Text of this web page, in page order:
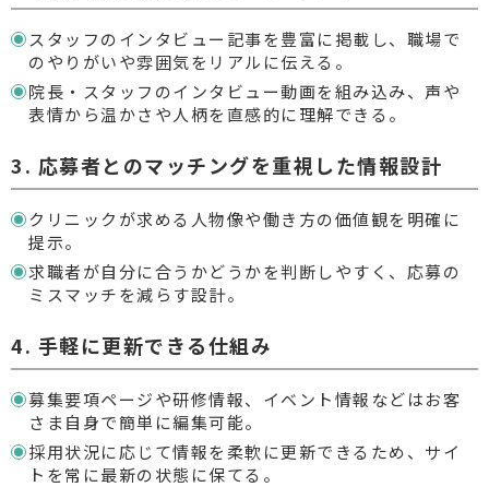
スタッフのインタビュー記事を豊富に掲載し、職場で
のやりがいや雰囲気をリアルに伝える。
院長・スタッフのインタビュー動画を組み込み、声や
表情から温かさや人柄を直感的に理解できる。
3. 応募者とのマッチングを重視した情報設計
クリニックが求める人物像や働き方の価値観を明確に
提示。
求職者が自分に合うかどうかを判断しやすく、応募の
ミスマッチを減らす設計。
4. 手軽に更新できる仕組み
募集要項ページや研修情報、イベント情報などはお客
さま自身で簡単に編集可能。
採用状況に応じて情報を柔軟に更新できるため、サイ
トを常に最新の状態に保てる。